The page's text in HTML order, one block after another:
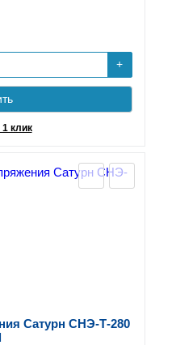
+
клик
Сатурн СНЭ-Т-280